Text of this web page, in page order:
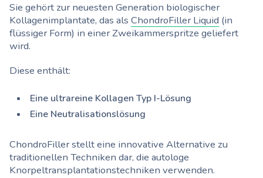
Sie gehört zur neuesten Generation biologischer
Kollagenimplantate, das als ChondroFiller Liquid (in
flüssiger Form) in einer Zweikammerspritze geliefert
wird.
Diese enthält:
Eine ultrareine Kollagen Typ I-Lösung
Eine Neutralisationslösung
ChondroFiller stellt eine innovative Alternative zu
traditionellen Techniken dar, die autologe
Knorpeltransplantationstechniken verwenden.